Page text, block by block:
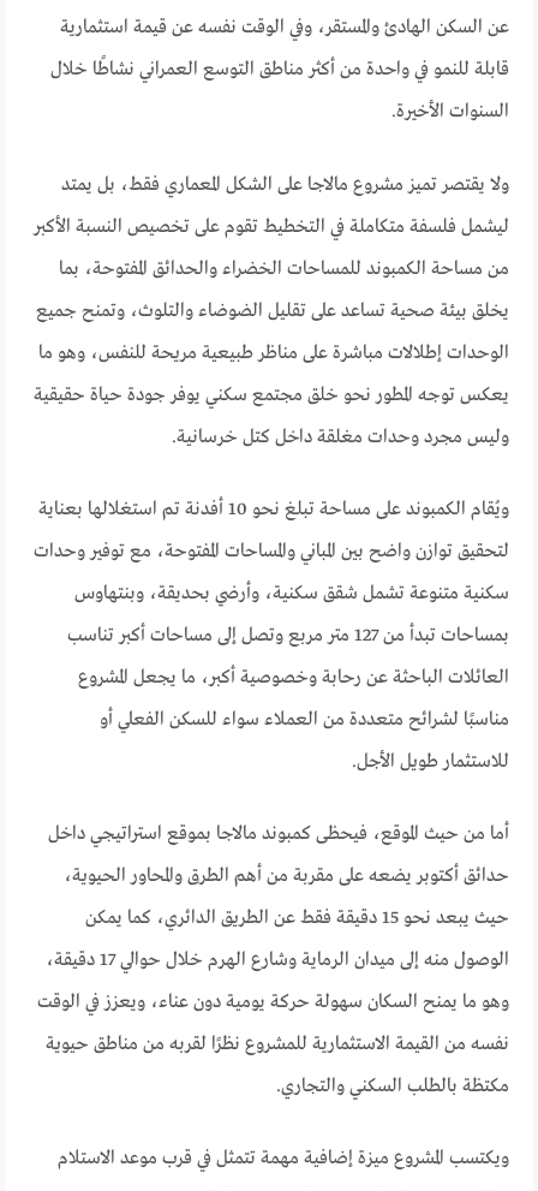
عن السكن الهادئ والمستقر، وفي الوقت نفسه عن قيمة استثمارية
قابلة للنمو في واحدة من أكثر مناطق التوسع العمراني نشاطًا خلال
السنوات الأخيرة.
ولا يقتصر تميز مشروع مالاجا على الشكل المعماري فقط، بل يمتد
ليشمل فلسفة متكاملة في التخطيط تقوم على تخصيص النسبة الأكبر
من مساحة الكمبوند للمساحات الخضراء والحدائق المفتوحة، بما
يخلق بيئة صحية تساعد على تقليل الضوضاء والتلوث، وتمنح جميع
الوحدات إطلالات مباشرة على مناظر طبيعية مريحة للنفس، وهو ما
يعكس توجه المطور نحو خلق مجتمع سكني يوفر جودة حياة حقيقية
وليس مجرد وحدات مغلقة داخل كتل خرسانية.
ويُقام الكمبوند على مساحة تبلغ نحو 10 أفدنة تم استغلالها بعناية
لتحقيق توازن واضح بين المباني والمساحات المفتوحة، مع توفير وحدات
سكنية متنوعة تشمل شقق سكنية، وأرضي بحديقة، وبنتهاوس
بمساحات تبدأ من 127 متر مربع وتصل إلى مساحات أكبر تناسب
العائلات الباحثة عن رحابة وخصوصية أكبر، ما يجعل المشروع
مناسبًا لشرائح متعددة من العملاء سواء للسكن الفعلي أو
للاستثمار طويل الأجل.
أما من حيث الموقع، فيحظى كمبوند مالاجا بموقع استراتيجي داخل
حدائق أكتوبر يضعه على مقربة من أهم الطرق والمحاور الحيوية،
حيث يبعد نحو 15 دقيقة فقط عن الطريق الدائري، كما يمكن
الوصول منه إلى ميدان الرماية وشارع الهرم خلال حوالي 17 دقيقة،
وهو ما يمنح السكان سهولة حركة يومية دون عناء، ويعزز في الوقت
نفسه من القيمة الاستثمارية للمشروع نظرًا لقربه من مناطق حيوية
مكتظة بالطلب السكني والتجاري.
ويكتسب المشروع ميزة إضافية مهمة تتمثل في قرب موعد الاستلام